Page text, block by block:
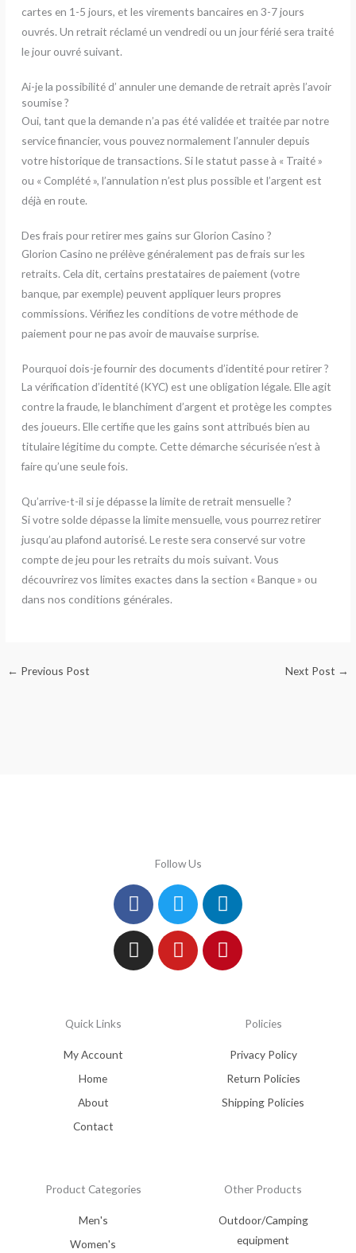
cartes en 1-5 jours, et les virements bancaires en 3-7 jours
ouvrés. Un retrait réclamé un vendredi ou un jour férié sera traité
le jour ouvré suivant.
Ai-je la possibilité d’ annuler une demande de retrait après l’avoir
soumise ?
Oui, tant que la demande n’a pas été validée et traitée par notre
service financier, vous pouvez normalement l’annuler depuis
votre historique de transactions. Si le statut passe à « Traité »
ou « Complété », l’annulation n’est plus possible et l’argent est
déjà en route.
Des frais pour retirer mes gains sur Glorion Casino ?
Glorion Casino ne prélève généralement pas de frais sur les
retraits. Cela dit, certains prestataires de paiement (votre
banque, par exemple) peuvent appliquer leurs propres
commissions. Vérifiez les conditions de votre méthode de
paiement pour ne pas avoir de mauvaise surprise.
Pourquoi dois-je fournir des documents d’identité pour retirer ?
La vérification d’identité (KYC) est une obligation légale. Elle agit
contre la fraude, le blanchiment d’argent et protège les comptes
des joueurs. Elle certifie que les gains sont attribués bien au
titulaire légitime du compte. Cette démarche sécurisée n’est à
faire qu’une seule fois.
Qu’arrive-t-il si je dépasse la limite de retrait mensuelle ?
Si votre solde dépasse la limite mensuelle, vous pourrez retirer
jusqu’au plafond autorisé. Le reste sera conservé sur votre
compte de jeu pour les retraits du mois suivant. Vous
découvrirez vos limites exactes dans la section « Banque » ou
dans nos conditions générales.
← Previous Post Next Post →
Follow Us
Facebook
TwitterLinkedin
Instagram
YoutubePinterest
Quick Links
My Account
Home
About
Contact
Policies
Privacy Policy
Return Policies
Shipping Policies
Product Categories
Men's
Women's
Other Products
Outdoor/Camping
equipment